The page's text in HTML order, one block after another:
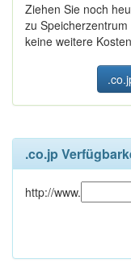
Ziehen Sie noch
zu
keine weitere
.co.jp
http://www.